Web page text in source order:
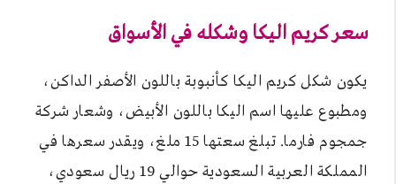
سعر كريم اليكا وشكله في الأسواق
يكون شكل كريم اليكا كأنبوبة باللون الأصفر الداكن،
ومطبوع عليها اسم اليكا باللون الأبيض، وشعار شركة
جمجوم فارما. تبلغ سعتها 15 ملغ، ويقدر سعرها في
المملكة العربية السعودية حوالي 19 ريال سعودي،